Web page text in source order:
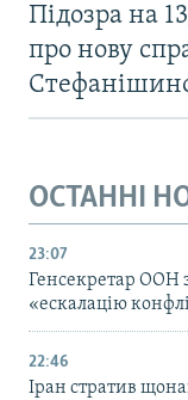
Підозра на
про нову
ОСТАННІ
23:07
Генсекретар ООН
«ескалацію
22:46
Іран стратив